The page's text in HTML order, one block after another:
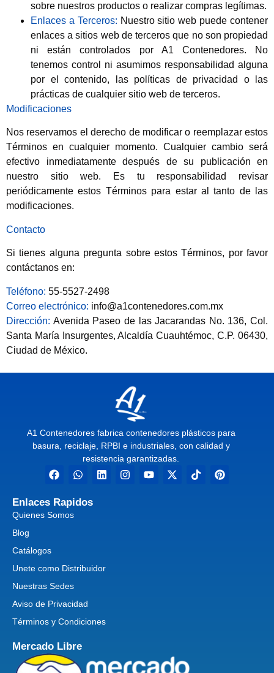
sobre nuestros productos o realizar compras legítimas.
Enlaces a Terceros: Nuestro sitio web puede contener
enlaces a sitios web de terceros que no son propiedad
ni están controlados por A1 Contenedores. No
tenemos control ni asumimos responsabilidad alguna
por el contenido, las políticas de privacidad o las
prácticas de cualquier sitio web de terceros.
Modificaciones
Nos reservamos el derecho de modificar o reemplazar estos
Términos en cualquier momento. Cualquier cambio será
efectivo inmediatamente después de su publicación en
nuestro sitio web. Es tu responsabilidad revisar
periódicamente estos Términos para estar al tanto de las
modificaciones.
Contacto
Si tienes alguna pregunta sobre estos Términos, por favor
contáctanos en:
Teléfono: 55-5527-2498
Correo electrónico: info@a1contenedores.com.mx
Dirección: Avenida Paseo de las Jacarandas No. 136, Col.
Santa María Insurgentes, Alcaldía Cuauhtémoc, C.P. 06430,
Ciudad de México.
A1 Contenedores fabrica contenedores plásticos para
basura, reciclaje, RPBI e industriales, con calidad y
resistencia garantizadas.
Enlaces Rapidos
Quienes Somos
Blog
Catálogos
Unete como Distribuidor
Nuestras Sedes
Aviso de Privacidad
Términos y Condiciones
Mercado Libre